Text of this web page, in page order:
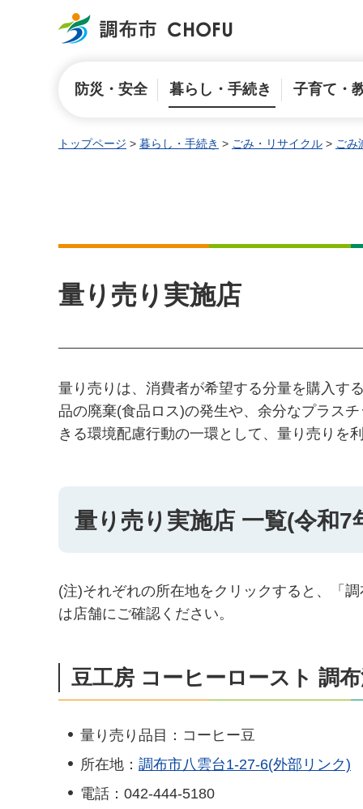
調布市
防災・安全 暮らし・手続き 子育て・
トップページ > 暮らし・手続き > ごみ・リサイクル > ごみ
量り売り実施店
量り売りは、消費者が希望する分量を購入す
品の廃棄(食品ロス)の発生や、余分なプラス
きる環境配慮行動の一環として、量り売りを
量り売り実施店 一覧(令和7
(注)それぞれの所在地をクリックすると、「
は店舗にご確認ください。
豆工房 コーヒーロースト 調
量り売り品目：コーヒー豆
所在地： 調布市八雲台1-27-6(外部リンク)
電話：042-444-5180